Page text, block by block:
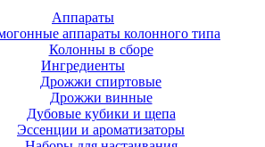
Аппараты
аппараты колонного типа
Колонны в сборе
Ингредиенты
Дрожжи спиртовые
Дрожжи винные
Дубовые кубики и щепа
Эссенции и ароматизаторы